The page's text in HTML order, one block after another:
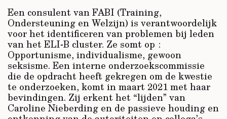
Een consulent van FABI (Training,
Ondersteuning en Welzijn) is verantwoordelijk
voor het identificeren van problemen bij leden
van het ELI-B cluster. Ze somt op :
Opportunisme, individualisme, gewoon
seksisme. Een interne onderzoekscommissie
die de opdracht heeft gekregen om de kwestie
te onderzoeken, komt in maart 2021 met haar
bevindingen. Zij erkent het “lijden” van
Caroline Nieberding en de passieve houding en